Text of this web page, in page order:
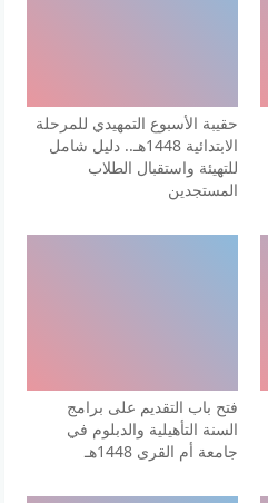
حقيبة الأسبوع التمهيدي للمرحلة
الابتدائية 1448هـ.. دليل شامل
للتهيئة واستقبال الطلاب
المستجدين
فتح باب التقديم على برامج
السنة التأهيلية والدبلوم في
جامعة أم القرى 1448هـ